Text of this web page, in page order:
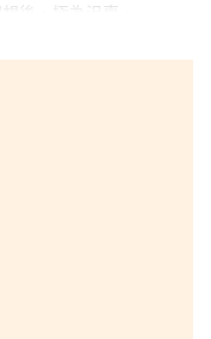
後，極為沮喪，
心忡忡。記得當
專欄，想不到今
所學校很特別，
的老師。在這一
內外的活動。我
老師和照顧我的
，成就了我今天
躊躇不定，但今
書院讓你充滿希
，書院絕對能夠
加油！